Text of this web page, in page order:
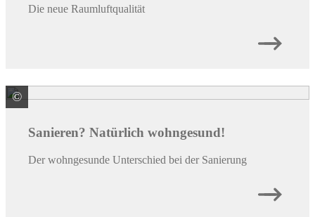
Die neue Raumluftqualität
© Baumit GmbH
Sanieren? Natürlich wohngesund!
Der wohngesunde Unterschied bei der Sanierung